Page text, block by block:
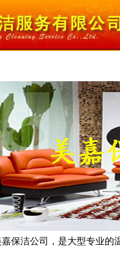
保洁公司，是大型专业的